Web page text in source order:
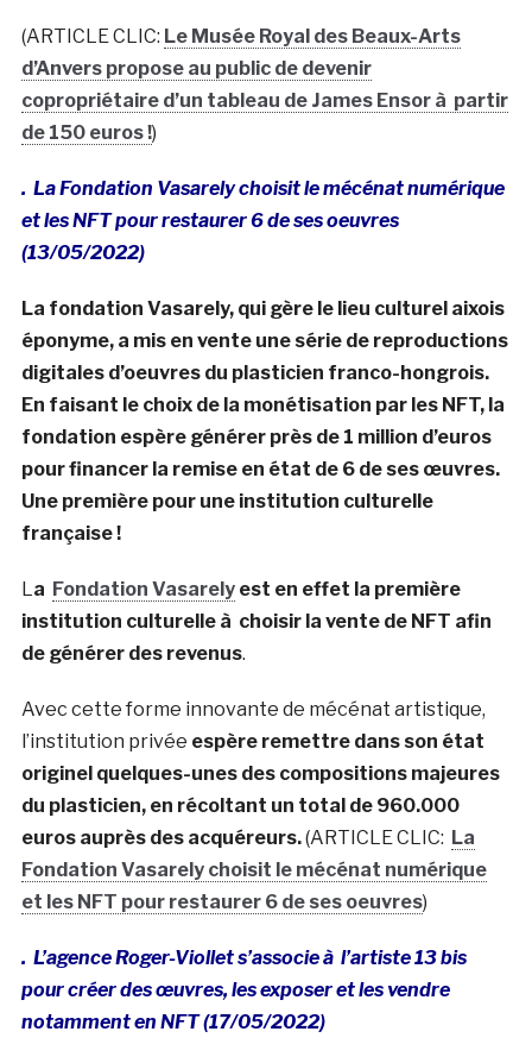
(ARTICLE CLIC: Le Musée Royal des Beaux-Arts
d’Anvers propose au public de devenir
copropriétaire d’un tableau de James Ensor à partir
de 150 euros !)
. La Fondation Vasarely choisit le mécénat numérique
et les NFT pour restaurer 6 de ses oeuvres
(13/05/2022)
La fondation Vasarely, qui gère le lieu culturel aixois
éponyme, a mis en vente une série de reproductions
digitales d’oeuvres du plasticien franco-hongrois.
En faisant le choix de la monétisation par les NFT, la
fondation espère générer près de 1 million d’euros
pour financer la remise en état de 6 de ses œuvres.
Une première pour une institution culturelle
française !
La Fondation Vasarelyest en effet la première
institution culturelle à choisir la vente de NFT afin
de générer des revenus.
Avec cette forme innovante de mécénat artistique,
l’institution privée espère remettre dans son état
originel quelques-unes des compositions majeures
du plasticien, en récoltant un total de 960.000
euros auprès des acquéreurs.(ARTICLE CLIC: La
Fondation Vasarely choisit le mécénat numérique
et les NFT pour restaurer 6 de ses oeuvres)
. L’agence Roger-Viollet s’associe à l’artiste 13 bis
pour créer desœuvres, les exposer et les vendre
notamment en NFT (17/05/2022)